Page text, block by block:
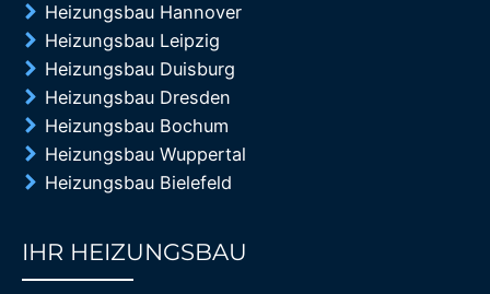
Heizungsbau Hannover
Heizungsbau Leipzig
Heizungsbau Duisburg
Heizungsbau Dresden
Heizungsbau Bochum
Heizungsbau Wuppertal
Heizungsbau Bielefeld
IHR HEIZUNGSBAU